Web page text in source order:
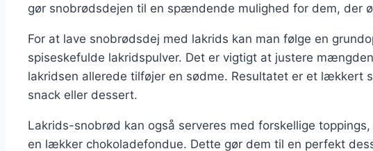
gør snobrødsdejen til en spændende mulighed for dem, der
For at lave snobrødsdej med lakrids kan man følge en
spiseskefulde lakridspulver. Det er vigtigt at justere
lakridsen allerede tilføjer en sødme. Resultatet er et lækkert
snack eller dessert.
Lakrids-snobrød kan også serveres med forskellige
en lækker chokoladefondue. Dette gør dem til en perfekt